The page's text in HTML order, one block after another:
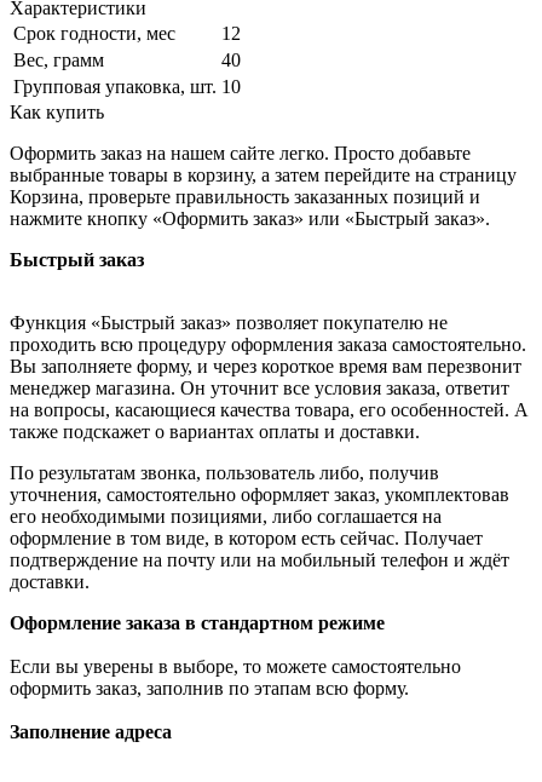
Характеристики
Срок годности, мес
12
Вес, грамм
40
Групповая упаковка, шт. 10
Как купить
Оформить заказ на нашем сайте легко. Просто добавьте
выбранные товары в корзину, а затем перейдите на страницу
Корзина, проверьте правильность заказанных позиций и
нажмите кнопку «Оформить заказ» или «Быстрый заказ».
Быстрый заказ
Функция «Быстрый заказ» позволяет покупателю не
проходить всю процедуру оформления заказа самостоятельно.
Вы заполняете форму, и через короткое время вам перезвонит
менеджер магазина. Он уточнит все условия заказа, ответит
на вопросы, касающиеся качества товара, его особенностей. А
также подскажет о вариантах оплаты и доставки.
По результатам звонка, пользователь либо, получив
уточнения, самостоятельно оформляет заказ, укомплектовав
его необходимыми позициями, либо соглашается на
оформление в том виде, в котором есть сейчас. Получает
подтверждение на почту или на мобильный телефон и ждёт
доставки.
Оформление заказа в стандартном режиме
Если вы уверены в выборе, то можете самостоятельно
оформить заказ, заполнив по этапам всю форму.
Заполнение адреса